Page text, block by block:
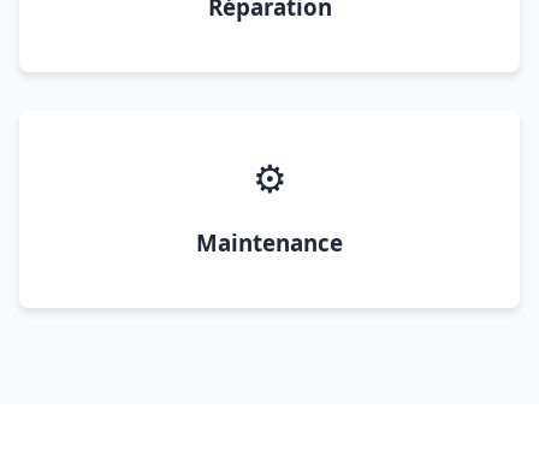
Réparation
⚙️
Maintenance